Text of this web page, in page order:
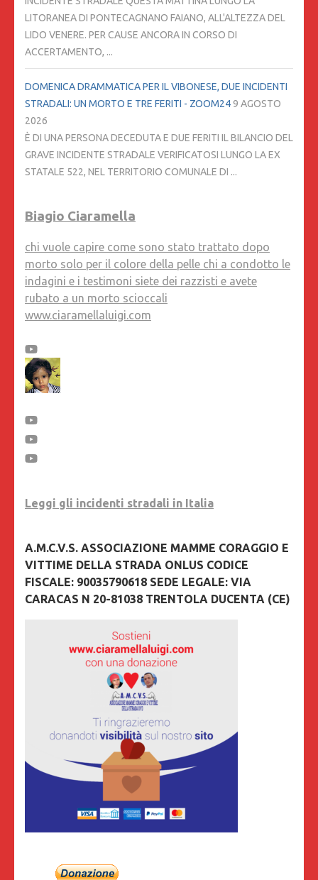
LITORANEA DI PONTECAGNANO FAIANO, ALL'ALTEZZA DEL
LIDO VENERE. PER CAUSE ANCORA IN CORSO DI
ACCERTAMENTO, ...
DOMENICA DRAMMATICA PER IL VIBONESE, DUE INCIDENTI
STRADALI: UN MORTO E TRE FERITI - ZOOM249 AGOSTO
2026
È DI UNA PERSONA DECEDUTA E DUE FERITI IL BILANCIO DEL
GRAVE INCIDENTE STRADALE VERIFICATOSI LUNGO LA EX
STATALE 522, NEL TERRITORIO COMUNALE DI ...
Biagio Ciaramella
chi vuole capire come sono stato trattato dopo
morto solo per il colore della pelle chi a condotto le
indagini e i testimoni siete dei razzisti e avete
rubato a un morto scioccali
www.ciaramellaluigi.com
Leggi gli incidenti stradali in Italia
A.M.C.V.S. ASSOCIAZIONE MAMME CORAGGIO E
VITTIME DELLA STRADA ONLUS CODICE
FISCALE: 90035790618 SEDE LEGALE: VIA
CARACAS N 20-81038 TRENTOLA DUCENTA (CE)